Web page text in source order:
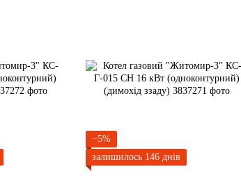
−5%
залишилось 146 днів